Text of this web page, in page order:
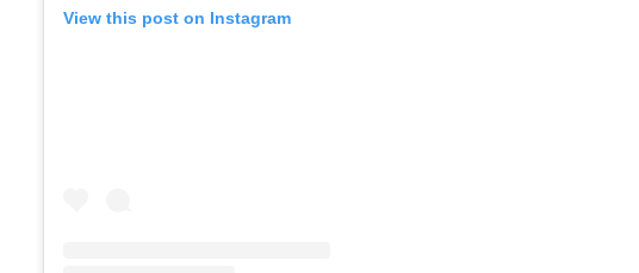
View this post on Instagram